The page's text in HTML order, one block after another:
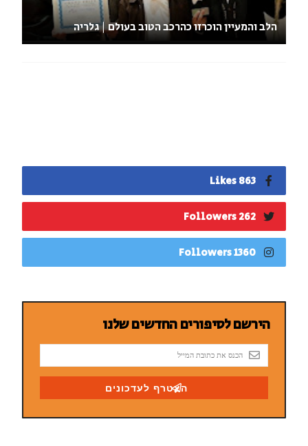
הלב והמעיין הוכרזו כהרכב הטוב בעולם | גלריה
863 Likes
262 Followers
1360 Followers